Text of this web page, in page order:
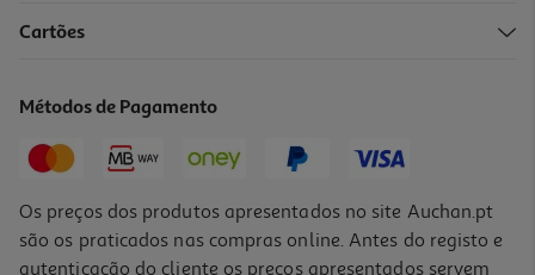
Cartões
Métodos de Pagamento
Os preços dos produtos apresentados no site Auchan.pt
são os praticados nas compras online. Antes do registo e
autenticação do cliente os preços apresentados servem